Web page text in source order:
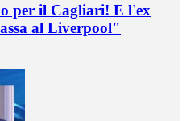
per il Cagliari! E l'ex
al Liverpool"